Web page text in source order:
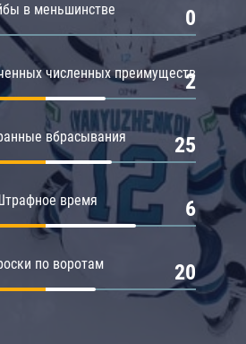
в меньшинстве 0
численных преимуществ
2
вбрасывания 25
время 6
по воротам 20